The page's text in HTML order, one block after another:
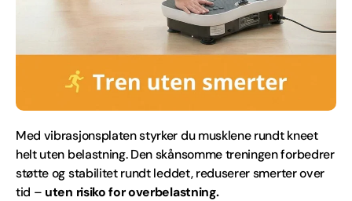
Med vibrasjonsplaten styrker du musklene rundt kneet
helt uten belastning. Den skånsomme treningen forbedrer
støtte og stabilitet rundt leddet, reduserer smerter over
tid – uten risiko for overbelastning.